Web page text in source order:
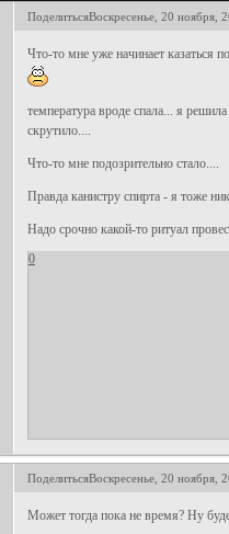
ПоделитьсяВоскресенье, 20 ноября,
Что-то мне уже начинает казаться
температура вроде спала... я
скрутило....
Что-то мне подозрительно стало....
Правда канистру спирта - я тоже
Надо срочно какой-то ритуал
0
ПоделитьсяВоскресенье, 20 ноября,
Может тогда пока не время? Ну